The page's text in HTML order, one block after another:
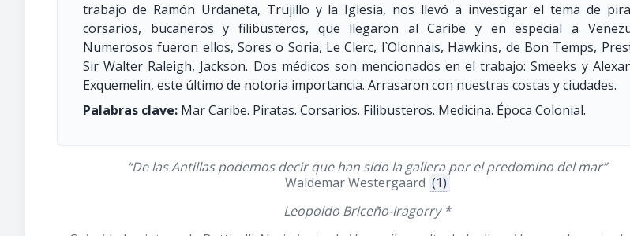
trabajo de Ramón Urdaneta, Trujillo y la Iglesia, nos llevó a investigar el tema de
corsarios, bucaneros y filibusteros, que llegaron al Caribe y en especial a
Numerosos fueron ellos, Sores o Soria, Le Clerc, l`Olonnais, Hawkins, de Bon Temps,
Sir Walter Raleigh, Jackson. Dos médicos son mencionados en el trabajo: Smeeks y
Exquemelin, este último de notoria importancia. Arrasaron con nuestras costas y ciudades.
Palabras clave: Mar Caribe. Piratas. Corsarios. Filibusteros. Medicina. Época Colonial.
“De las Antillas podemos decir que han sido la gallera por el predomino del mar”
Waldemar Westergaard (1)
Leopoldo Briceño-Iragorry *